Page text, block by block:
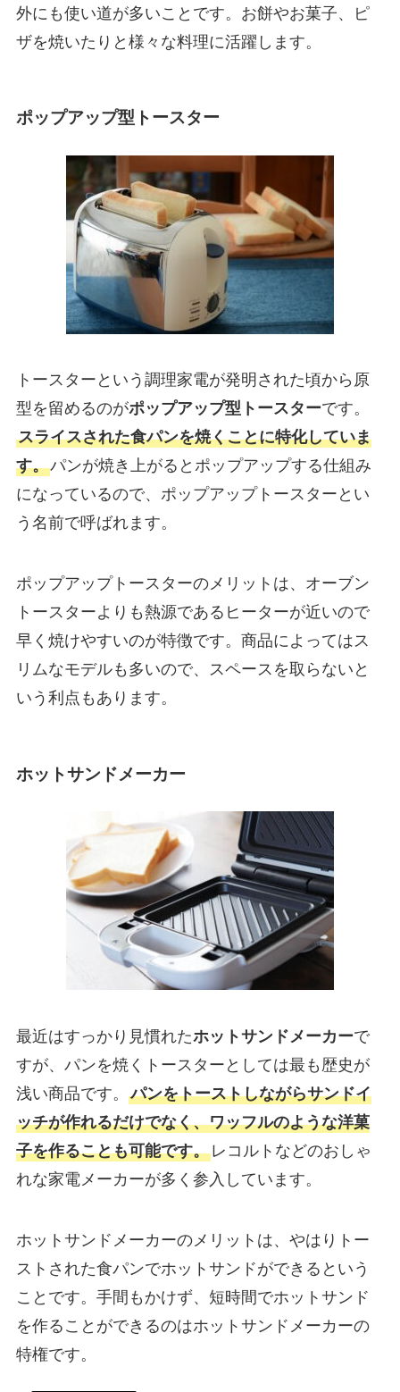
外にも使い道が多いことです。お餅やお菓子、ピ
ザを焼いたりと様々な料理に活躍します。
ポップアップ型トースター
トースターという調理家電が発明された頃から原
型を留めるのがポップアップ型トースターです。
スライスされた食パンを焼くことに特化していま
す。パンが焼き上がるとポップアップする仕組み
になっているので、ポップアップトースターとい
う名前で呼ばれます。
ポップアップトースターのメリットは、オーブン
トースターよりも熱源であるヒーターが近いので
早く焼けやすいのが特徴です。商品によってはス
リムなモデルも多いので、スペースを取らないと
いう利点もあります。
ホットサンドメーカー
最近はすっかり見慣れたホットサンドメーカーで
すが、パンを焼くトースターとしては最も歴史が
浅い商品です。 パンをトーストしながらサンドイ
ッチが作れるだけでなく、ワッフルのような洋菓
子を作ることも可能です。レコルトなどのおしゃ
れな家電メーカーが多く参入しています。
ホットサンドメーカーのメリットは、やはりトー
ストされた食パンでホットサンドができるという
ことです。手間もかけず、短時間でホットサンド
を作ることができるのはホットサンドメーカーの
特権です。